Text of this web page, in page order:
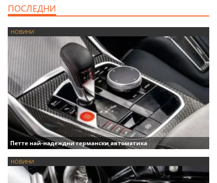
ПОСЛЕДНИ
НОВИНИ
Петте най-надеждни германски автоматика
НОВИНИ